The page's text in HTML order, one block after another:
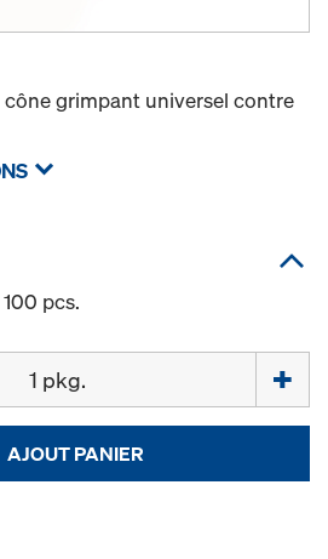
grimpant universel contre
pcs.
AJOUT PANIER